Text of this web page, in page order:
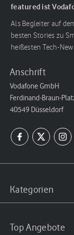
featured ist
Als Begleiter auf
besten Stories zu
heißesten Tech-
Anschrift
Vodafone GmbH
Ferdinand-Braun-
40549 Düsseldorf
Kategorien
Top Angebote